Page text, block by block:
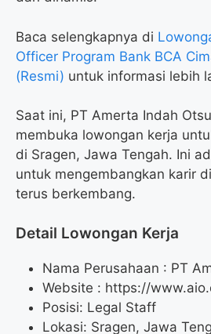
Baca selengkapnya di
Officer Program Bank BCA
(Resmi) untuk informasi lebih
Saat ini, PT Amerta Indah
membuka lowongan kerja
di Sragen, Jawa Tengah. Ini
untuk mengembangkan karir
terus berkembang.
Detail Lowongan Kerja
Nama Perusahaan : PT
Website : https://
Posisi: Legal Staff
Lokasi: Sragen, Jawa